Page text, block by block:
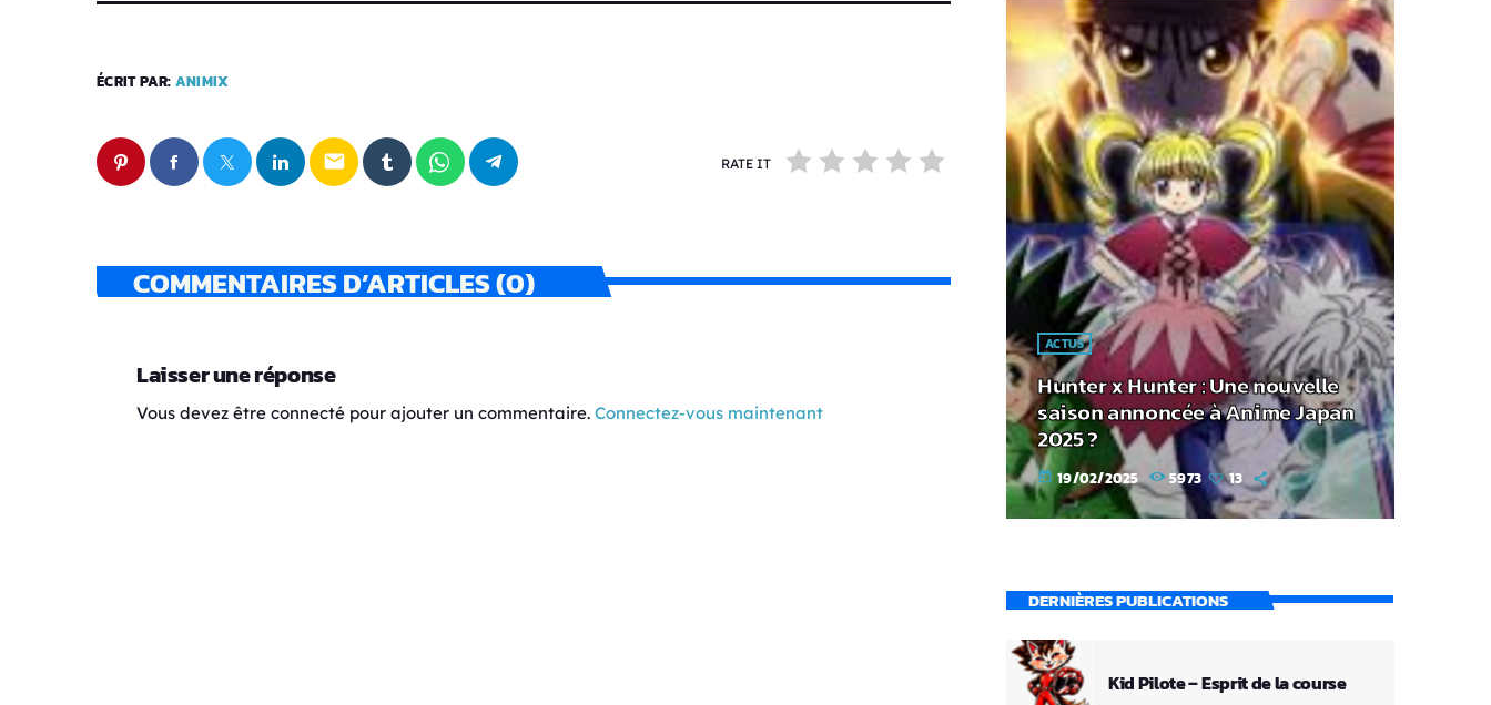
ÉCRIT PAR: ANIMIX
email RATE IT
COMMENTAIRES D’ARTICLES (0)
Laisser une réponse
Vous devez être connecté pour ajouter un commentaire. Connectez-vous maintenant
ACTUS
Hunter x Hunter : Une nouvelle
saison annoncée à Anime Japan
2025 ?
today 19/02/2025 5973 13
DERNIÈRES PUBLICATIONS
Kid Pilote – Esprit de la course